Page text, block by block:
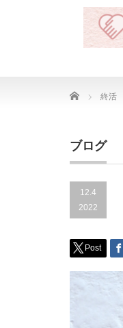
Home 終活
ブログ
12.4
2022
Post